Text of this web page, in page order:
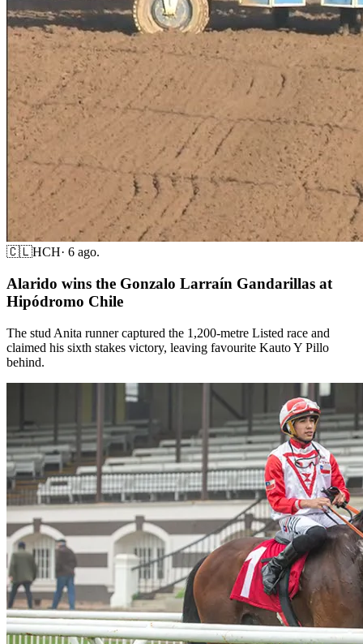
🇨🇱HCH· 6 ago.
Alarido wins the Gonzalo Larraín Gandarillas at
Hipódromo Chile
The stud Anita runner captured the 1,200-metre Listed race and
claimed his sixth stakes victory, leaving favourite Kauto Y Pillo
behind.